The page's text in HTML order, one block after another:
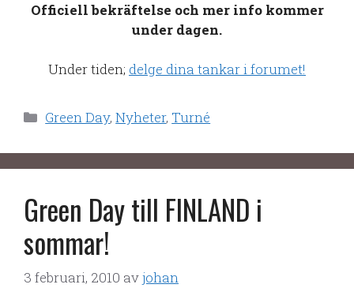
Officiell bekräftelse och mer info kommer
under dagen.
Under tiden; delge dina tankar i forumet!
Kategorier
Green Day,Nyheter, Turné
Green Day till FINLAND i
sommar!
3 februari, 2010 avjohan